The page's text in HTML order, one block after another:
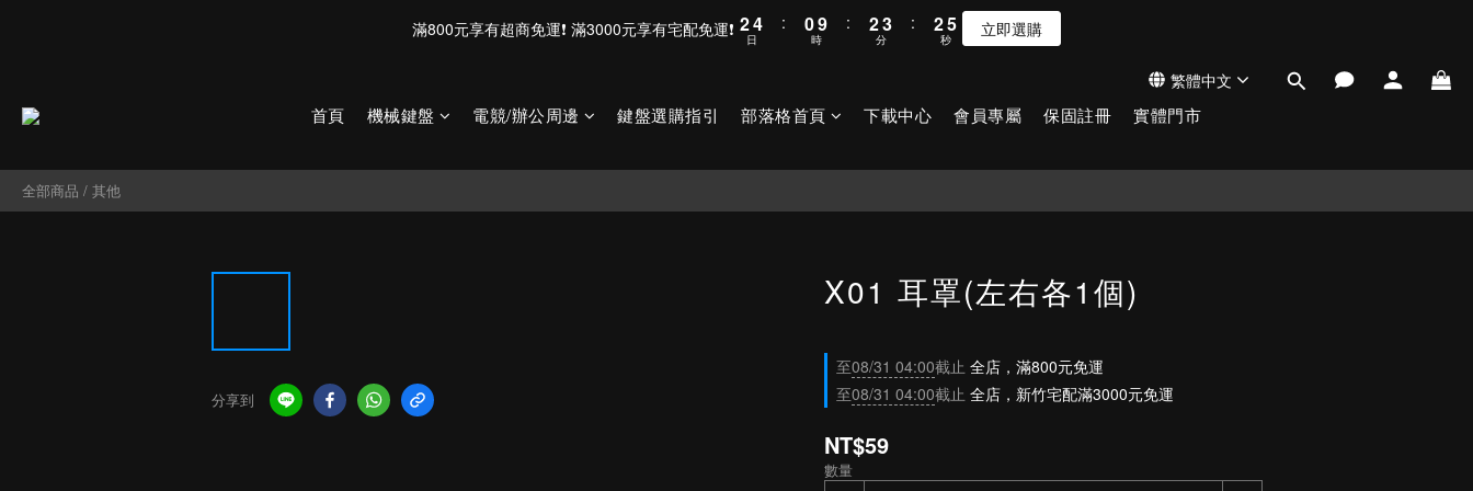
滿800元享有超商免運❗ 滿3000元享有宅配免運❗ 2
1
4
3
0
日
:
09
8
5
3
1
時
:
2
1
3
2
分
:
2
1
4
3
0
秒 立即選購
繁體中文
首頁 機械鍵盤 電競/辦公周邊 鍵盤選購指引 部落格首頁 下載中心 會員專屬 保固註冊 實體門市
全部商品 / 其他
分享到
X01 耳罩(左右各1個)
至08/31 04:00截止 全店，滿800元免運
至08/31 04:00截止 全店，新竹宅配滿3000元免運
NT$59
數量